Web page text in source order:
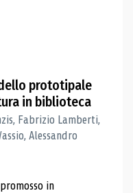
prototipale
in biblioteca
Fabrizio Lamberti,
Alessandro
in